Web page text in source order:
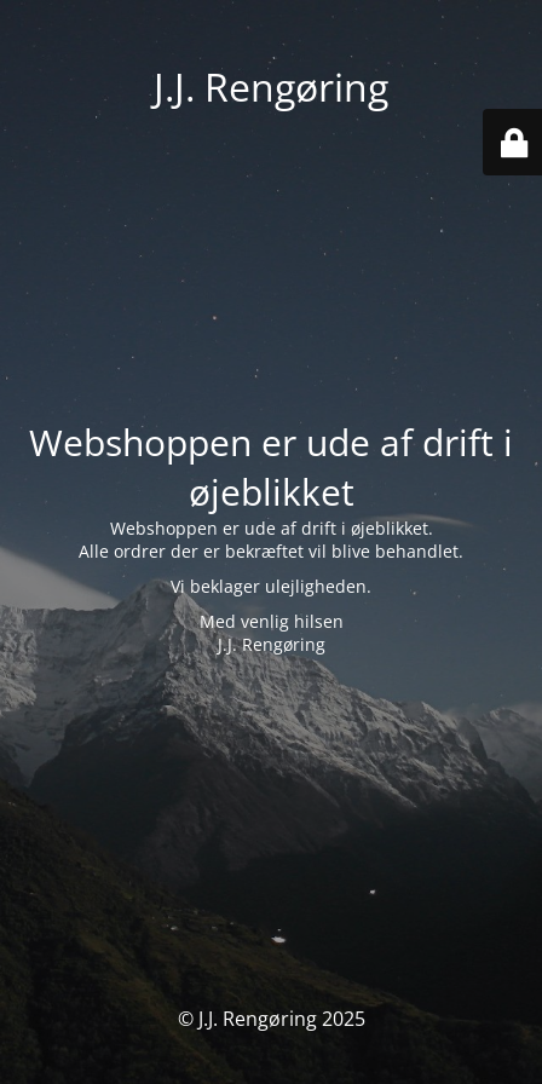
J.J. Rengøring
Webshoppen er ude af drift i
øjeblikket
Webshoppen er ude af drift i øjeblikket.
Alle ordrer der er bekræftet vil blive behandlet.
Vi beklager ulejligheden.
Med venlig hilsen
J.J. Rengøring
© J.J. Rengøring 2025